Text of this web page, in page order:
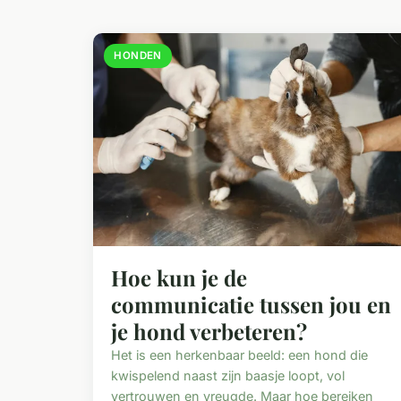
HONDEN
Hoe kun je de
communicatie tussen jou en
je hond verbeteren?
Het is een herkenbaar beeld: een hond die
kwispelend naast zijn baasje loopt, vol
vertrouwen en vreugde. Maar hoe bereiken